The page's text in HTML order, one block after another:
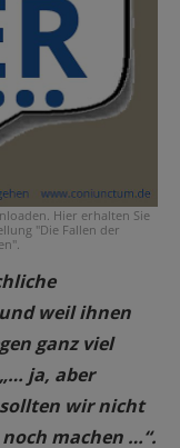
Hier erhalten Sie
"Die Fallen der
weil ihnen
ganz viel
ja, aber
wir nicht
machen …“.